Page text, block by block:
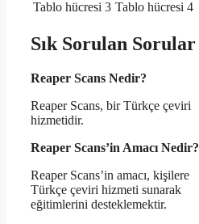
Tablo hücresi 3 Tablo hücresi 4
Sık Sorulan Sorular
Reaper Scans Nedir?
Reaper Scans, bir Türkçe çeviri
hizmetidir.
Reaper Scans’in Amacı Nedir?
Reaper Scans’in amacı, kişilere
Türkçe çeviri hizmeti sunarak
eğitimlerini desteklemektir.